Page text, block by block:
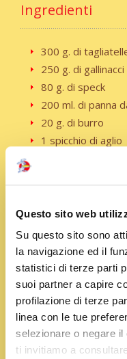
Questo sito web
Su questo sito sono
la navigazione ed il
statistici di terze parti
suoi partner a capire
profilazione di terze
linea con le tue
selezionare o negare
ti invitiamo a
Ingredienti
300 g. di
250 g. di gallinacci
80 g. di speck
200 ml. di panna
20 g. di burro
1 spicchio di aglio
sale e pepe q.b.
4 ciuffetti di
Preparazione
Pulite i gallinacci
assorbente
con un filo d'olio e